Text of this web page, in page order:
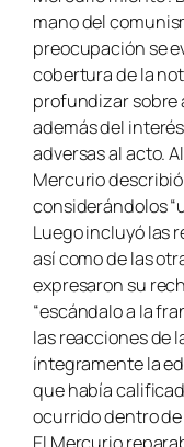
mano del
preocupación se
cobertura de la
profundizar sobre
además del
adversas al acto.
Mercurio
considerándolos
Luego incluyó las
así como de las
expresaron su
“escándalo a la
las reacciones de
íntegramente la
que había
ocurrido dentro